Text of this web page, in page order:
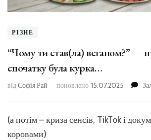
РІЗНЕ
“Чому ти став(ла) веганом?” —
спочатку була курка…
відСофія Рай поновлено 15.07.2025
(а потім – криза сенсів, TikTok і
коровами)